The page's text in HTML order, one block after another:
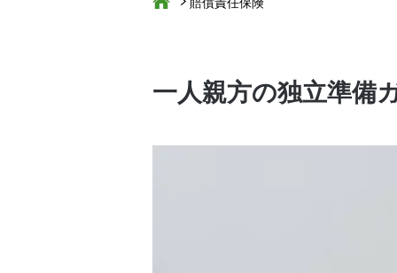
一人親方の独立準備